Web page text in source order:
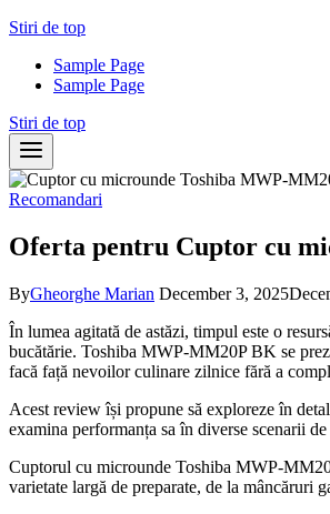
Skip
content
Stiri de top
Sample Page
Sample Page
Stiri de top
Recomandari
Oferta pentru Cuptor cu
ByGheorghe Marian December 3, 2025
În lumea agitată de astăzi, timpul este o
bucătărie. Toshiba MWP-MM20P BK se
facă față nevoilor culinare zilnice fără a
Acest review își propune să exploreze în
examina performanța sa în diverse scenarii
Cuptorul cu microunde Toshiba MWP-
varietate largă de preparate, de la mâncăruri